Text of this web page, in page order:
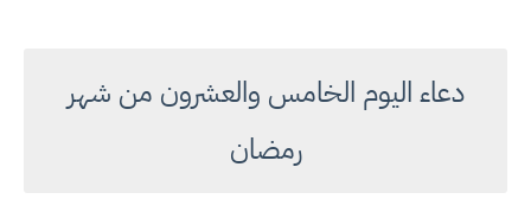
دعاء اليوم الخامس والعشرون من شهر
رمضان